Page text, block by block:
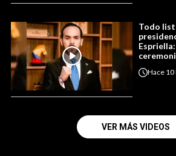
Todo
Hace 10
VER MÁS VIDEOS